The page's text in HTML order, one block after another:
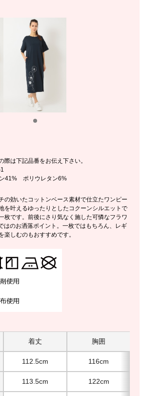
際は下記品番をお伝え下さい。
41% ポリウレタン6%
の効いたコットンベース素材で仕立たワンピー
を叶えるゆったりとしたコクーンシルエットで
枚です。前後にさり気なく施した可憐なフラワ
はのお洒落ポイント。一枚ではもちろん、レギ
楽しむのもおすすめです。
着丈 胸囲
112.5cm 116cm
113.5cm 122cm